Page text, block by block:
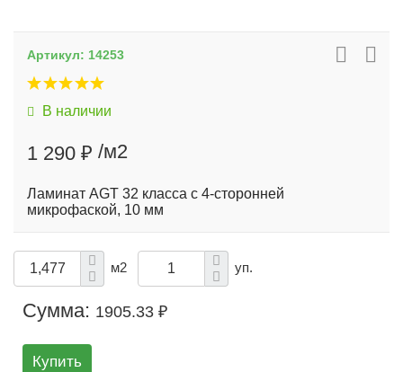
Артикул: 14253
В наличии
1 290 ₽ /м2
Ламинат AGT 32 класса с 4-сторонней
микрофаской, 10 мм
м2 уп.
Сумма: 1905.33 ₽
Купить